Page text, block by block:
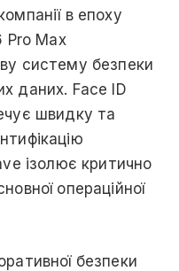
в епоху
Pro Max
систему безпеки
даних. Face ID
швидку та
ізолює критично
операційної
безпеки